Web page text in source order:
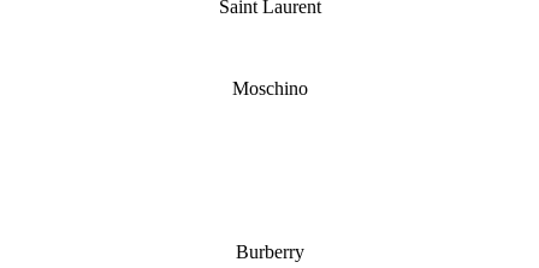
Saint Laurent
Moschino
Burberry